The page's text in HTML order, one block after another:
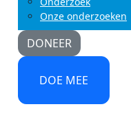
Onze onderzoeken
DONEER
DOE MEE